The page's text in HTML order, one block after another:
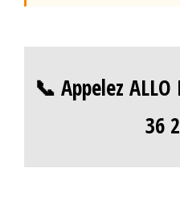
📞 Appelez ALLO
36